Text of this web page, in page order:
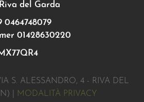
del Garda
0464748079
01428630220
S. ALESSANDRO, 4 - RIVA DEL
|
MODALITÀ PRIVACY